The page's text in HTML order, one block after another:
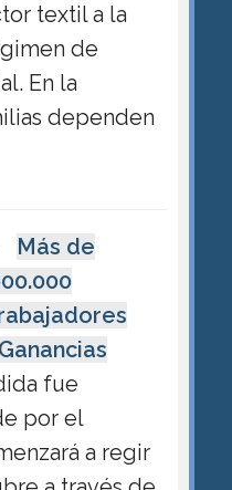
textil a la
de
En la
dependen
Más de
fue
por el
a regir